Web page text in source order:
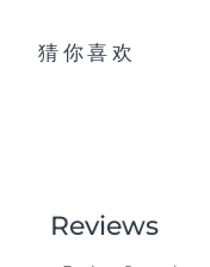
猜你喜欢